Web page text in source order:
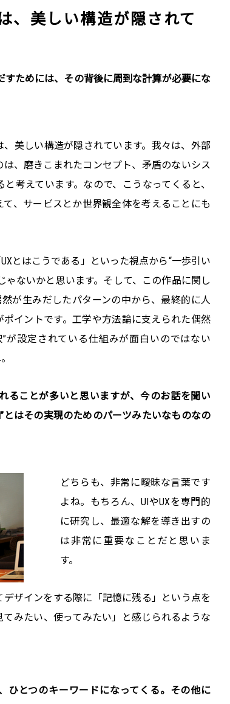
、美しい構造が隠されて
ためには、その背後に周到な計算が必要にな
美しい構造が隠されています。我々は、外部
、磨きこまれたコンセプト、矛盾のないシス
考えています。なので、こうなってくると、
て、サービスとか世界観全体を考えることにも
とはこうである」といった視点から“一歩引い
ゃないかと思います。そして、この作品に関し
が生みだしたパターンの中から、最終的に人
イントです。工学や方法論に支えられた偶然
が設定されている仕組みが面白いのではない
ることが多いと思いますが、今のお話を聞い
とはその実現のためのパーツみたいなものなの
どちらも、非常に曖昧な言葉です
よね。もちろん、UIやUXを専門的
に研究し、最適な解を導き出すの
は非常に重要なことだと思いま
す。
ザインをする際に「記憶に残る」という点を
みたい、使ってみたい」と感じられるような
ひとつのキーワードになってくる。その他に